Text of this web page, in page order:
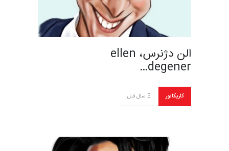
الن دژنرس، ellen
degener…
کاریکاتور 5 سال قبل